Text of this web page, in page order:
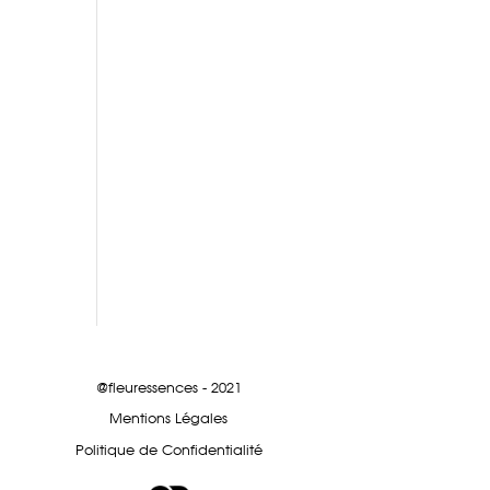
@fleuressences - 2021
Mentions Légales
Politique de Confidentialité